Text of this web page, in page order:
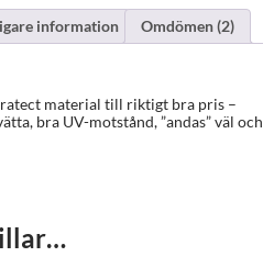
information Omdömen (2)
material till riktigt bra pris –
bra UV-motstånd, ”andas” väl och